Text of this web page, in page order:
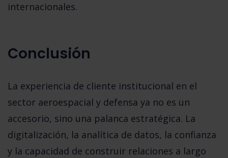
internacionales.
Conclusión
La experiencia de cliente institucional en el
sector aeroespacial y defensa ya no es un
accesorio, sino una palanca estratégica. La
digitalización, la analítica de datos, la confianza
y la capacidad de construir relaciones a largo